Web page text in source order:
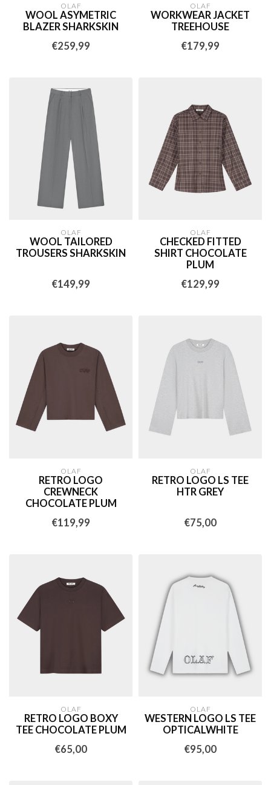
OLAF
WOOL ASYMETRIC
BLAZER SHARKSKIN
€259,99
OLAF
WORKWEAR JACKET
TREEHOUSE
€179,99
OLAF
WOOL TAILORED
TROUSERS SHARKSKIN
€149,99
OLAF
CHECKED FITTED
SHIRT CHOCOLATE
PLUM
€129,99
OLAF
RETRO LOGO
CREWNECK
CHOCOLATE PLUM
€119,99
OLAF
RETRO LOGO LS TEE
HTR GREY
€75,00
OLAF
RETRO LOGO BOXY
TEE CHOCOLATE PLUM
€65,00
OLAF
WESTERN LOGO LS TEE
OPTICALWHITE
€95,00